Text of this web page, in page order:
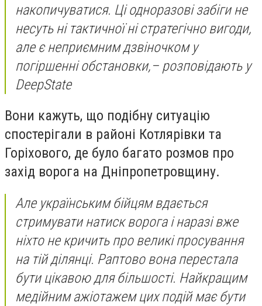
накопичуватися. Ці одноразові забіги не
несуть ні тактичної ні стратегічно вигоди,
але є неприємним дзвіночком у
погіршенні обстановки,– розповідають у
DeepState
Вони кажуть, що подібну ситуацію
спостерігали в районі Котлярівки та
Горіхового, де було багато розмов про
захід ворога на Дніпропетровщину.
Але українським бійцям вдається
стримувати натиск ворога і наразі вже
ніхто не кричить про великі просування
на тій ділянці. Раптово вона перестала
бути цікавою для більшості. Найкращим
медійним ажіотажем цих подій має бути